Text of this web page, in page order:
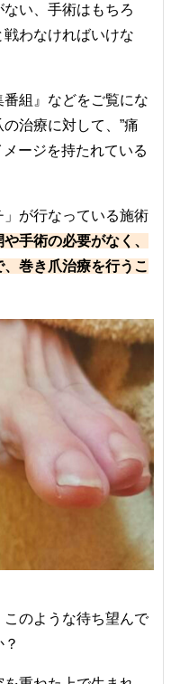
い、手術はもちろ
わなければいけな
組』などをご覧にな
治療に対して、”痛
メージを持たれている
が行なっている施術
や手術の必要がなく、
巻き爪治療を行うこ
のような待ち望んで